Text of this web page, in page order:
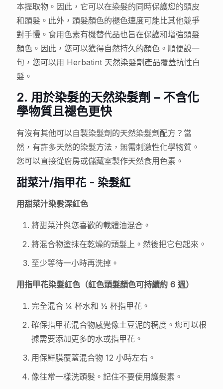
本提取物。因此，它可以在染髮的同時保護您的頭皮
和頭髮。此外，頭髮顏色的褪色速度可能比其他競爭
對手慢。食用色素有機替代品也旨在保護和增強頭髮
顏色。因此，您可以獲得自然持久的顏色。順便說一
句，您可以用 Herbatint 天然染髮劑產品覆蓋抗性白
髮。
2. 用於染髮的天然染髮劑 – 不含化
學物質且褪色更快
有沒有其他可以自製染髮劑的天然染髮劑配方？當
然，有許多天然的染髮方法，無需刺激性化學物質。
您可以直接從廚房或儲藏室製作天然食用色素。
甜菜汁/指甲花 - 染髮紅
用甜菜汁染髮深紅色
將甜菜汁與您喜歡的載體油混合。
將混合物塗抹在乾燥的頭髮上。然後把它包起來。
至少等待一小時再洗掉。
用指甲花染髮紅色（紅色頭髮顏色可持續約 6 週）
完全混合 ¼ 杯水和 ½ 杯指甲花。
確保指甲花混合物感覺像土豆泥的稠度。您可以根
據需要添加更多的水或指甲花。
用保鮮膜覆蓋混合物 12 小時左右。
像往常一樣洗頭髮。記住不要使用護髮素。